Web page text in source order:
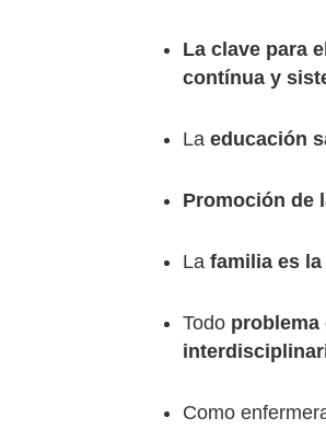
La clave para
contínua y
La educación
Promoción de
La familia es
Todo problema
Como